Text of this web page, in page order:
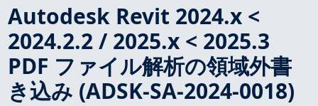
Autodesk Revit 2024.x <
2024.2.2 / 2025.x < 2025.3
PDF ファイル解析の領域外書
き込み (ADSK-SA-2024-0018)